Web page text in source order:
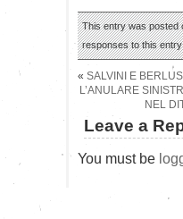
This entry was posted
responses to this
« SALVINI E
L’ANULARE
NEL
Leave a
You must be